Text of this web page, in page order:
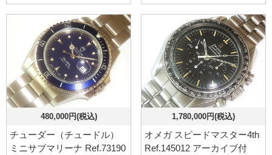
480,000円(税込)
チューダー（チュードル）
ミニサブマリーナ Ref.73190
1,780,000円(税込)
オメガ スピードマスター4th
Ref.145012 アーカイブ付